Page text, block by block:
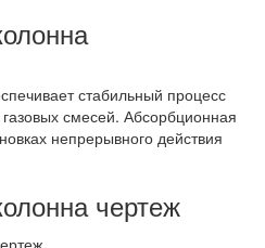
стабильный процесс
смесей. Абсорбционная
непрерывного действия
чертеж